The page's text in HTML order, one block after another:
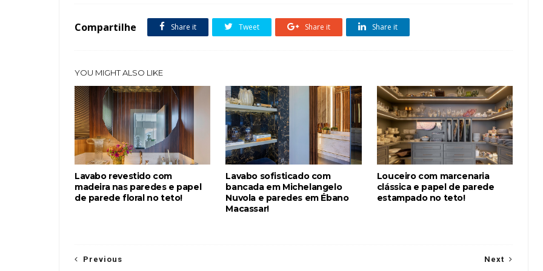
Compartilhe Share it Tweet Share it Share it
YOU MIGHT ALSO LIKE
Lavabo revestido com
madeira nas paredes e papel
de parede floral no teto!
Lavabo sofisticado com
bancada em Michelangelo
Nuvola e paredes em Ébano
Macassar!
Louceiro com marcenaria
clássica e papel de parede
estampado no teto!
Next
Previous